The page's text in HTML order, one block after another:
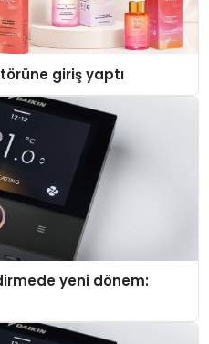
giriş yaptı
yeni dönem: